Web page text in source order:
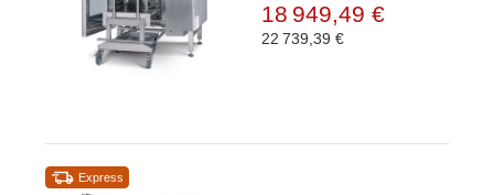
Train de roulement et
chariot -
18 949,49 €
22 739,39 €
Express